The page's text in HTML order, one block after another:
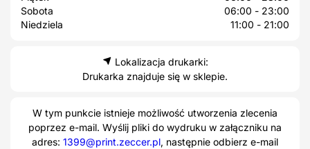
Sobota
06:00 - 23:00
Niedziela
11:00 - 21:00
Lokalizacja drukarki:
Drukarka znajduje się w sklepie.
W tym punkcie istnieje możliwość utworzenia zlecenia
poprzez e-mail. Wyślij pliki do wydruku w załączniku na
adres: 1399@print.zeccer.pl, następnie odbierz e-mail